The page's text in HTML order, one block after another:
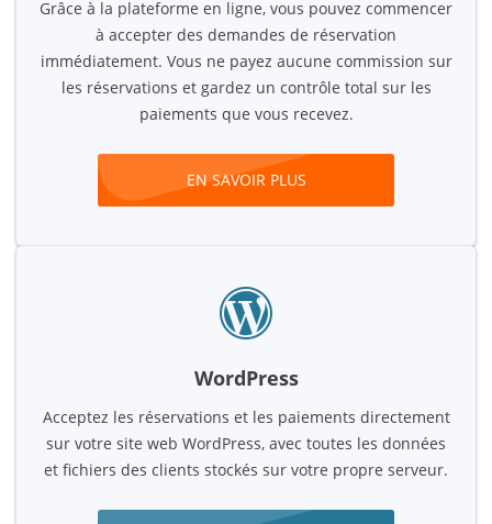
Grâce à la plateforme en ligne, vous pouvez commencer
à accepter des demandes de réservation
immédiatement. Vous ne payez aucune commission sur
les réservations et gardez un contrôle total sur les
paiements que vous recevez.
EN SAVOIR PLUS
WordPress
Acceptez les réservations et les paiements directement
sur votre site web WordPress, avec toutes les données
et fichiers des clients stockés sur votre propre serveur.